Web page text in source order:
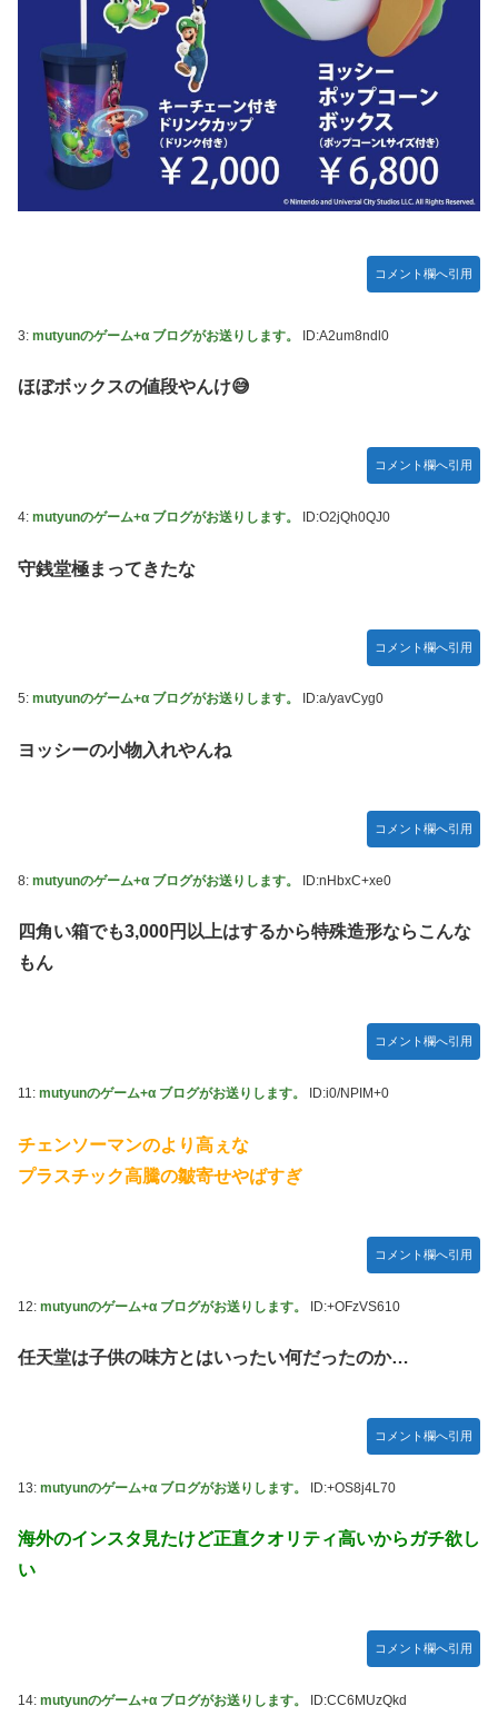
【名探偵プリキュア】1QのIP売上は15億円 過去3期との比
較と通期95億円計画を解説
【遊戯王】なんか「ウィッチクラフト」の新規いるけど強い
の？
【衝撃動画】トラック事故で車がミンチになった男性、とん
でもない姿で発見される…怖すぎる…
やる夫「催眠アプリを手に入れたんだけど……これ必要だっ
【画像】日本ってなんでここ埋め立てないの？
休日に甥っ子をアポなし託児を押し付けてきた兄嫁！「テレ
が、僕のノロケ砲をお見舞いする」
【デレマス】 810プロエアコン騒動【ぷちかれシリーズ】
ー」プラモデル【10日予約開始】
やる夫のダンジョン運営記183-雑談所ネタ118 懺悔小ネタ
【にじさんじ】七瀬、動物園でアシカに水をかけられビショ
【デレマス】 和久井留美「夢を作って、いつか遊んで」
【画像】ファーストサマーウイカ、激変した姿に「本田望結
ちゃんかと」
ゲーム「すごい武器を手に入れましたが必要レベルに達して
いないので装備できません」←このシステムｗｗｗｗ
骨すぎる
【動画】マーベルの新作格ゲー、歴代格ゲーのパロディが多
すぎて話題にwwwwwww
韓国人「“韓国サッカー”性接待の試合結果をご覧ください」
ドサッカーだ」
に役に立たないくせに高給だけ毟り取った結果……
【悲報】吉岡里帆さん、アドリブで相手役俳優の手を取りお
【画像10枚】佐倉綾音さん(32)、自分のシコポイントに気が
コメント欄へ引用
3: mutyunのゲーム+α ブログがお送りします。 ID:A2um8ndl0
ほぼボックスの値段やんけ😅
コメント欄へ引用
4: mutyunのゲーム+α ブログがお送りします。 ID:O2jQh0QJ0
守銭堂極まってきたな
コメント欄へ引用
5: mutyunのゲーム+α ブログがお送りします。 ID:a/yavCyg0
ヨッシーの小物入れやんね
コメント欄へ引用
8: mutyunのゲーム+α ブログがお送りします。 ID:nHbxC+xe0
四角い箱でも3,000円以上はするから特殊造形ならこんな
もん
コメント欄へ引用
11: mutyunのゲーム+α ブログがお送りします。 ID:i0/NPIM+0
チェンソーマンのより高ぇな
プラスチック高騰の皺寄せやばすぎ
コメント欄へ引用
12: mutyunのゲーム+α ブログがお送りします。 ID:+OFzVS610
任天堂は子供の味方とはいったい何だったのか…
コメント欄へ引用
13: mutyunのゲーム+α ブログがお送りします。 ID:+OS8j4L70
海外のインスタ見たけど正直クオリティ高いからガチ欲し
い
コメント欄へ引用
14: mutyunのゲーム+α ブログがお送りします。 ID:CC6MUzQkd